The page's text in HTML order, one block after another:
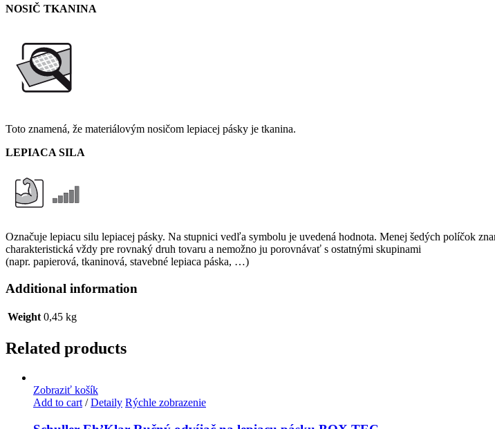
NOSIČ TKANINA
Toto znamená, že materiálovým nosičom lepiacej pásky je tkanina.
LEPIACA SILA
Označuje lepiacu silu lepiacej pásky. Na stupnici vedľa symbolu je uvedená hodnota. Menej šedých políčok
charakteristická vždy pre rovnaký druh tovaru a nemožno ju porovnávať s ostatnými skupinami
(napr. papierová, tkaninová, stavebné lepiaca páska, …)
Additional information
Weight 0,45 kg
Related products
Zobraziť košík
Add to cart / Detaily Rýchle zobrazenie